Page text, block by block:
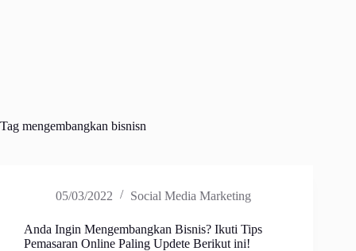
Tag mengembangkan bisnisn
05/03/2022 Social Media Marketing
Anda Ingin Mengembangkan Bisnis? Ikuti Tips
Pemasaran Online Paling Updete Berikut ini!